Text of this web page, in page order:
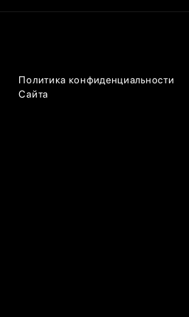
Политика конфиденциальности
Сайта